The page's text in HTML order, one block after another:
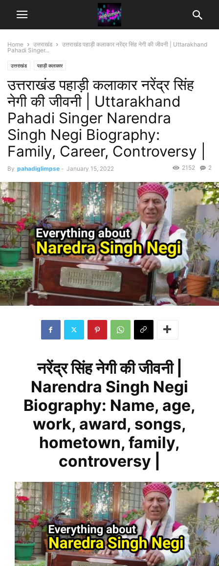
Home उत्तराखंड
उत्तराखंड पहाड़ी कलाकार नरेंद्र सिंह नेगी की जीवनी | Uttarakhand
Pahadi Singer...
उत्तराखंड पहाड़ी कलाकार
उत्तराखंड पहाड़ी कलाकार नरेंद्र सिंह
नेगी की जीवनी | Uttarakhand
Pahadi Singer Narendra
Singh Negi Biography:
Family, Career, Controversy |
By pahadiglimpse - January 15, 2022 2
2152
नरेंद्र सिंह नेगी की जीवनी |
Narendra Singh Negi
Biography: Name, age,
work, award, songs,
hometown, family,
controversy |